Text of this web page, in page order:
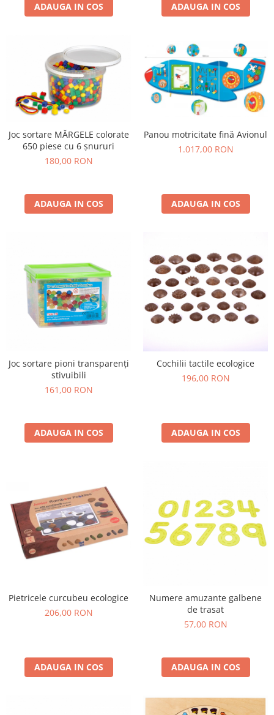
ADAUGA IN COS ADAUGA IN COS
Joc sortare MĂRGELE colorate
650 piese cu 6 șnururi
180,00 RON
ADAUGA IN COS
Panou motricitate fină Avionul
1.017,00 RON
ADAUGA IN COS
Joc sortare pioni transparenți
stivuibili
161,00 RON
ADAUGA IN COS
Cochilii tactile ecologice
196,00 RON
ADAUGA IN COS
Pietricele curcubeu ecologice
206,00 RON
ADAUGA IN COS
Numere amuzante galbene
de trasat
57,00 RON
ADAUGA IN COS